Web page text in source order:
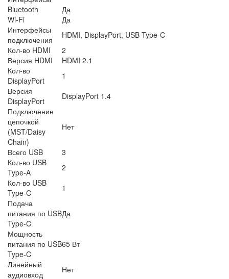
Bluetooth
Да
Wi-Fi
Да
Интерфейсы
подключения
HDMI, DisplayPort, USB Type-C
Кол-во HDMI
2
Версия HDMI
HDMI 2.1
Кол-во
DisplayPort
1
Версия
DisplayPort
DisplayPort 1.4
Подключение
цепочкой
(MST/Daisy
Chain)
Нет
Всего USB
3
Кол-во USB
Type-A
2
Кол-во USB
Type-C
1
Подача
питания по USB
Type-C
Да
Мощность
питания по USB
Type-C
65 Вт
Линейный
аудиовход
Нет